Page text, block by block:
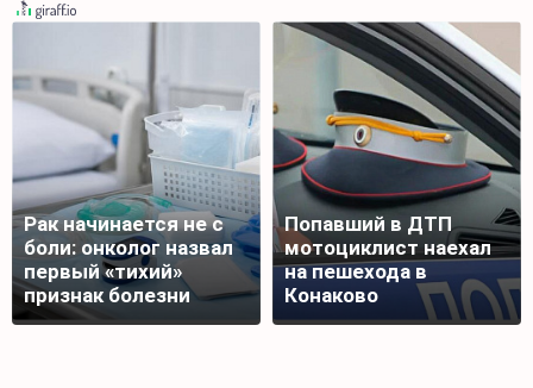
Рак начинается не с
боли: онколог назвал
первый «тихий»
признак болезни
Попавший в ДТП
мотоциклист наехал
на пешехода в
Конаково